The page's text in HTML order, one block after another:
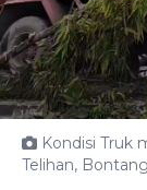
Kondisi Truk
Telihan,